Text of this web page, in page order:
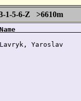
1-5-6-Z >6610m
Name
Yaroslav